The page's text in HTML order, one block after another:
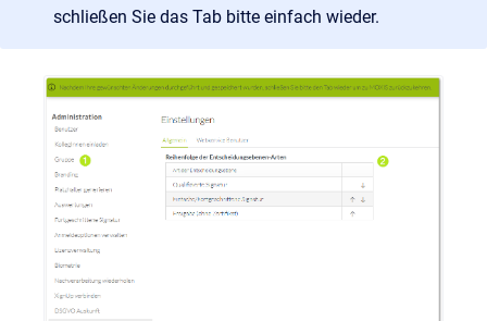
schließen Sie das Tab bitte einfach wieder.